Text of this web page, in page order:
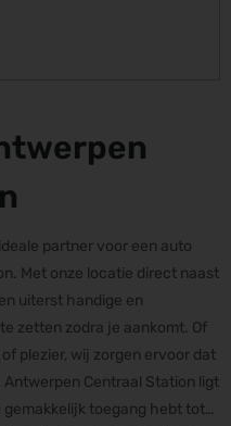
partner voor een auto
Met onze locatie direct naast
uiterst handige en
zetten zodra je aankomt. Of
plezier, wij zorgen ervoor dat
Centraal Station ligt
toegang hebt tot